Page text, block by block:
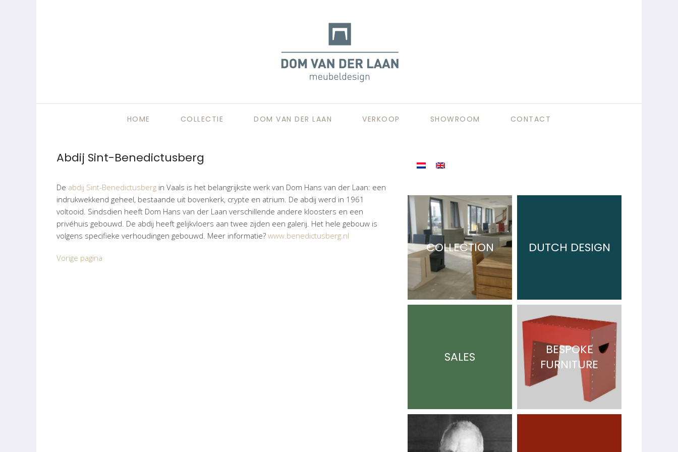
HOME COLLECTIE DOM VAN DER LAAN VERKOOP SHOWROOM CONTACT
Abdij Sint-Benedictusberg
De abdij Sint-Benedictusberg in Vaals is het belangrijkste werk van Dom Hans van der Laan: een
indrukwekkend geheel, bestaande uit bovenkerk, crypte en atrium. De abdij werd in 1961
voltooid. Sindsdien heeft Dom Hans van der Laan verschillende andere kloosters en een
privéhuis gebouwd. De abdij heeft gelijkvloers aan twee zijden een galerij. Het hele gebouw is
volgens specifieke verhoudingen gebouwd. Meer informatie? www.benedictusberg.nl
Vorige pagina
COLLECTION DUTCH DESIGN
SALES
BESPOKE
FURNITURE